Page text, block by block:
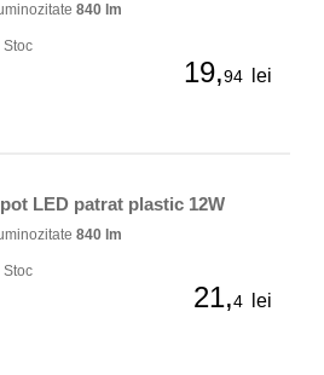
840 lm
Stoc
19,94 lei
LED patrat plastic 12W
840 lm
Stoc
21,4 lei